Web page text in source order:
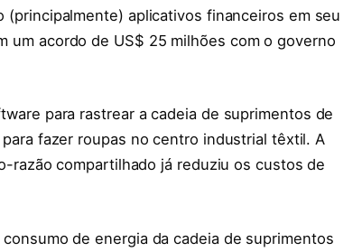
aplicativos financeiros em seu
um acordo de US$ 25 milhões com o governo
para rastrear a cadeia de suprimentos de
fazer roupas no centro industrial têxtil. A
razão compartilhado já reduziu os custos de
de energia da cadeia de suprimentos